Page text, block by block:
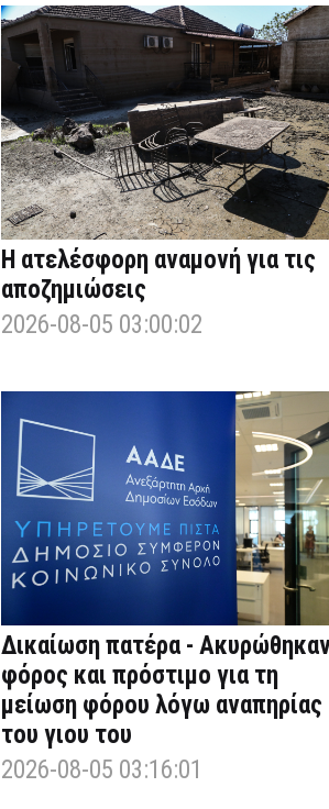
Η ατελέσφορη αναμονή για τις
αποζημιώσεις
2026-08-05 03:00:02
Δικαίωση πατέρα -
φόρος και πρόστιμο για τη
μείωση φόρου λόγω αναπηρίας
του γιου του
2026-08-05 03:16:01